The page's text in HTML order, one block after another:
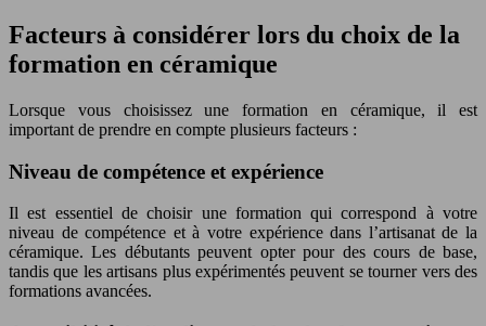
Facteurs à considérer lors du choix de la
formation en céramique
Lorsque vous choisissez une formation en céramique, il est
important de prendre en compte plusieurs facteurs :
Niveau de compétence et expérience
Il est essentiel de choisir une formation qui correspond à votre
niveau de compétence et à votre expérience dans l’artisanat de la
céramique. Les débutants peuvent opter pour des cours de base,
tandis que les artisans plus expérimentés peuvent se tourner vers des
formations avancées.